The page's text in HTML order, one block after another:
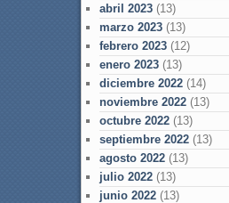
abril 2023(13)
marzo 2023(13)
febrero 2023(12)
enero 2023(13)
diciembre 2022(14)
noviembre 2022(13)
octubre 2022(13)
septiembre 2022(13)
agosto 2022(13)
julio 2022(13)
junio 2022(13)